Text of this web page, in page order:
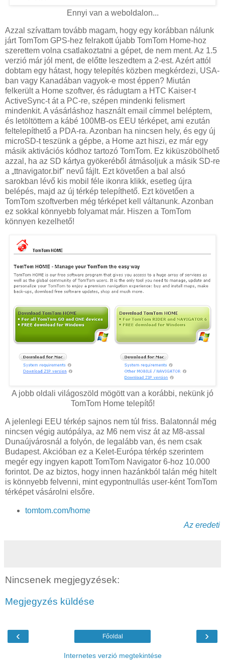
Ennyi van a weboldalon...
Azzal szívattam tovább magam, hogy egy korábban nálunk
járt TomTom GPS-hez felrakott újabb TomTom Home-hoz
szerettem volna csatlakoztatni a gépet, de nem ment. Az 1.5
verzió már jól ment, de előtte leszedtem a 2-est. Azért attól
dobtam egy hátast, hogy telepítés közben megkérdezi, USA-
ban vagy Kanadában vagyok-e most éppen? Miután
felkerült a Home szoftver, és rádugtam a HTC Kaiser-t
ActiveSync-t át a PC-re, szépen mindenki felismert
mindenkit. A vásárláshoz használt email címmel beléptem,
és letöltöttem a kábé 100MB-os EEU térképet, ami ezután
feltelepíthető a PDA-ra. Azonban ha nincsen hely, és egy új
microSD-t teszünk a gépbe, a Home azt hiszi, ez már egy
másik aktivációs kódhoz tartozó TomTom. Ez kiküszöbölhető
azzal, ha az SD kártya gyökeréből átmásoljuk a másik SD-re
a „ttnavigator.bif" nevű fájlt. Ezt követően a bal alsó
sarokban lévő kis mobil féle ikonra klikk, esetleg újra
belépés, majd az új térkép telepíthető. Ezt követően a
TomTom szoftverben még térképet kell váltanunk. Azonban
ez sokkal könnyebb folyamat már. Hiszen a TomTom
könnyen kezelhető!
A jobb oldali világoszöld mögött van a korábbi, nekünk jó
TomTom Home telepítő!
A jelenlegi EEU térkép sajnos nem túl friss. Balatonnál még
nincsen végig autópálya, az M6 nem visz át az M8-assal
Dunaújvárosnál a folyón, de legalább van, és nem csak
Budapest. Akcióban ez a Kelet-Európa térkép szerintem
megér egy ingyen kapott TomTom Navigator 6-hoz 10.000
forintot. De az biztos, hogy innen hazánkból talán még hitelt
is könnyebb felvenni, mint egypontnullás user-ként TomTom
térképet vásárolni elsőre.
tomtom.com/home
Az eredeti
Nincsenek megjegyzések:
Megjegyzés küldése
‹ ›
Főoldal
Internetes verzió megtekintése